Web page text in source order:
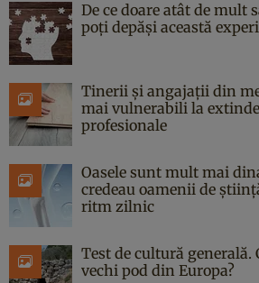
De ce doare atât de mult
poți depăși această
Tinerii și angajații din
mai vulnerabili la
profesionale
Oasele sunt mult mai
credeau oamenii de
ritm zilnic
Test de cultură generală.
vechi pod din Europa?